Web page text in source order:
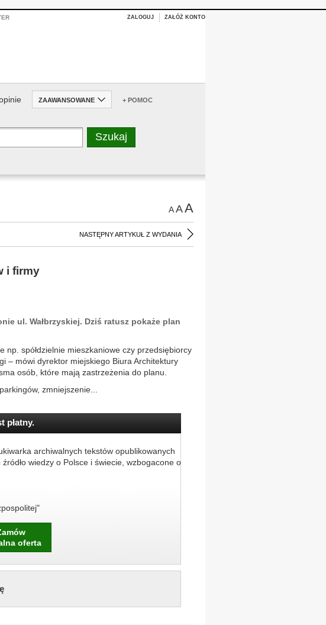
ZALOGUJ ZAŁÓŻ KONTO
ZAAWANSOWANE + POMOC
AAA
NASTĘPNY ARTYKUŁ Z WYDANIA
i firmy
ul. Wałbrzyskiej. Dziś ratusz pokaże plan
np. spółdzielnie mieszkaniowe czy przedsiębiorcy
– mówi dyrektor miejskiego Biura Architektury
osób, które mają zastrzeżenia do planu.
zmniejszenie...
płatny.
archiwalnych tekstów opublikowanych
wiedzy o Polsce i świecie, wzbogacone o
oferta